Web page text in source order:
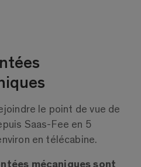
le point de vue de
Saas-Fee en 5
en télécabine.
mécaniques sont